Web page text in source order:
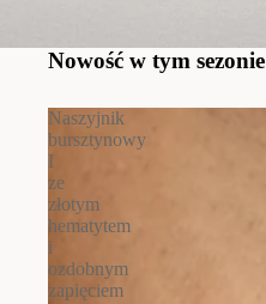
Nowość w tym sezonie
Naszyjnik
bursztynowy
I
ze
złotym
hematytem
i
ozdobnym
zapięciem